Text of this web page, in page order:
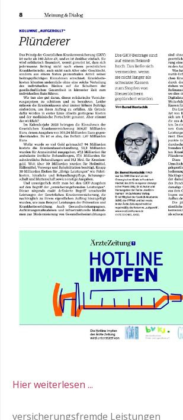
Hier weiterlesen ...
versicherungsfremde Leistungen